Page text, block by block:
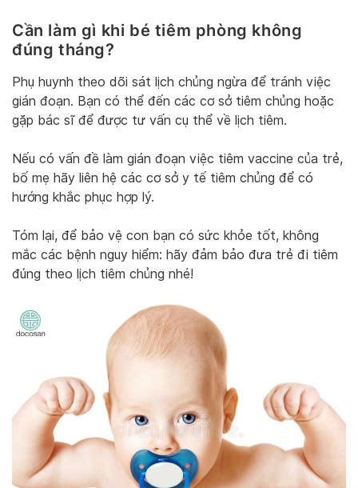
Cần làm gì khi bé tiêm phòng không
đúng tháng?
Phụ huynh theo dõi sát lịch chủng ngừa để tránh việc
gián đoạn. Bạn có thể đến các cơ sở tiêm chủng hoặc
gặp bác sĩ để được tư vấn cụ thể về lịch tiêm.
Nếu có vấn đề làm gián đoạn việc tiêm vaccine của trẻ,
bố mẹ hãy liên hệ các cơ sở y tế tiêm chủng để có
hướng khắc phục hợp lý.
Tóm lại, để bảo vệ con bạn có sức khỏe tốt, không
mắc các bệnh nguy hiểm: hãy đảm bảo đưa trẻ đi tiêm
đúng theo lịch tiêm chủng nhé!